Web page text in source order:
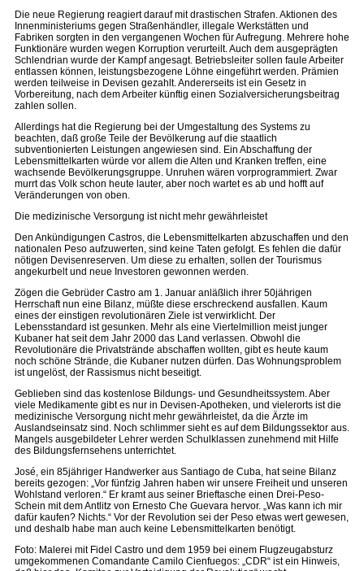
Die neue Regierung reagiert darauf mit drastischen Strafen. Aktionen des
Innenministeriums gegen Straßenhändler, illegale Werkstätten und
Fabriken sorgten in den vergangenen Wochen für Aufregung. Mehrere hohe
Funktionäre wurden wegen Korruption verurteilt. Auch dem ausgeprägten
Schlendrian wurde der Kampf angesagt. Betriebsleiter sollen faule Arbeiter
entlassen können, leistungsbezogene Löhne eingeführt werden. Prämien
werden teilweise in Devisen gezahlt. Andererseits ist ein Gesetz in
Vorbereitung, nach dem Arbeiter künftig einen Sozialversicherungsbeitrag
zahlen sollen.
Allerdings hat die Regierung bei der Umgestaltung des Systems zu
beachten, daß große Teile der Bevölkerung auf die staatlich
subventionierten Leistungen angewiesen sind. Ein Abschaffung der
Lebensmittelkarten würde vor allem die Alten und Kranken treffen, eine
wachsende Bevölkerungsgruppe. Unruhen wären vorprogrammiert. Zwar
murrt das Volk schon heute lauter, aber noch wartet es ab und hofft auf
Veränderungen von oben.
Die medizinische Versorgung ist nicht mehr gewährleistet
Den Ankündigungen Castros, die Lebensmittelkarten abzuschaffen und den
nationalen Peso aufzuwerten, sind keine Taten gefolgt. Es fehlen die dafür
nötigen Devisenreserven. Um diese zu erhalten, sollen der Tourismus
angekurbelt und neue Investoren gewonnen werden.
Zögen die Gebrüder Castro am 1. Januar anläßlich ihrer 50jährigen
Herrschaft nun eine Bilanz, müßte diese erschreckend ausfallen. Kaum
eines der einstigen revolutionären Ziele ist verwirklicht. Der
Lebensstandard ist gesunken. Mehr als eine Viertelmillion meist junger
Kubaner hat seit dem Jahr 2000 das Land verlassen. Obwohl die
Revolutionäre die Privatstrände abschaffen wollten, gibt es heute kaum
noch schöne Strände, die Kubaner nutzen dürfen. Das Wohnungsproblem
ist ungelöst, der Rassismus nicht beseitigt.
Geblieben sind das kostenlose Bildungs- und Gesundheitssystem. Aber
viele Medikamente gibt es nur in Devisen-Apotheken, und vielerorts ist die
medizinische Versorgung nicht mehr gewährleistet, da die Ärzte im
Auslandseinsatz sind. Noch schlimmer sieht es auf dem Bildungssektor aus.
Mangels ausgebildeter Lehrer werden Schulklassen zunehmend mit Hilfe
des Bildungsfernsehens unterrichtet.
José, ein 85jähriger Handwerker aus Santiago de Cuba, hat seine Bilanz
bereits gezogen: „Vor fünfzig Jahren haben wir unsere Freiheit und unseren
Wohlstand verloren.“ Er kramt aus seiner Brieftasche einen Drei-Peso-
Schein mit dem Antlitz von Ernesto Che Guevara hervor. „Was kann ich mir
dafür kaufen? Nichts.“ Vor der Revolution sei der Peso etwas wert gewesen,
und deshalb habe man auch keine Lebensmittelkarten benötigt.
Foto: Malerei mit Fidel Castro und dem 1959 bei einem Flugzeugabsturz
umgekommenen Comandante Camilo Cienfuegos: „CDR“ ist ein Hinweis,